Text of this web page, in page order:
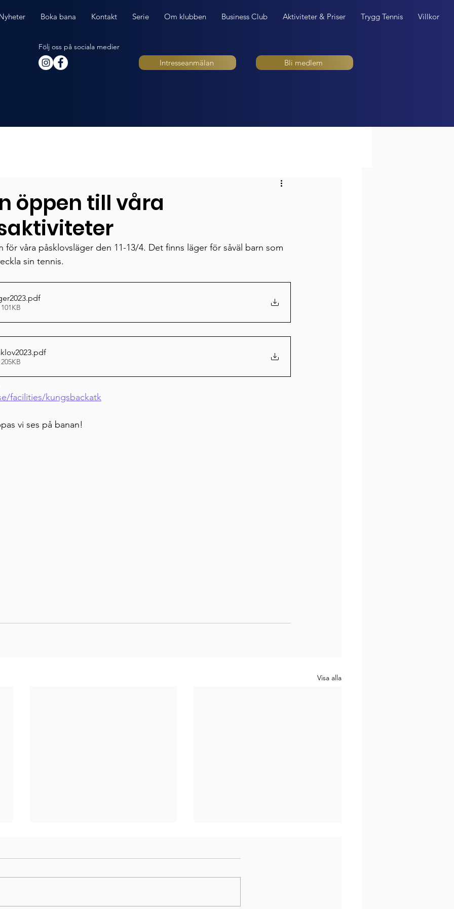
Följ oss på sociala medier
Intresseanmälan Bli medlem
Boka bana Kontakt Serie Om klubben Business Club Aktiviteter & Priser Trygg Tennis Villkor
öppen till våra
för våra påsklovsläger den 11-13/4. Det finns läger för såväl barn som
sin tennis.
.pdf
.pdf
facilities/kungsbackatk
vi ses på banan!
Visa alla